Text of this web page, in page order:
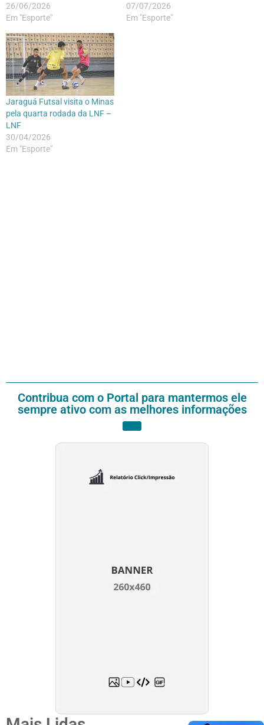
26/06/2026
Em "Esporte"
07/07/2026
Em "Esporte"
Jaraguá Futsal visita o Minas
pela quarta rodada da LNF –
LNF
30/04/2026
Em "Esporte"
Contribua com o Portal para mantermos ele
sempre ativo com as melhores informações